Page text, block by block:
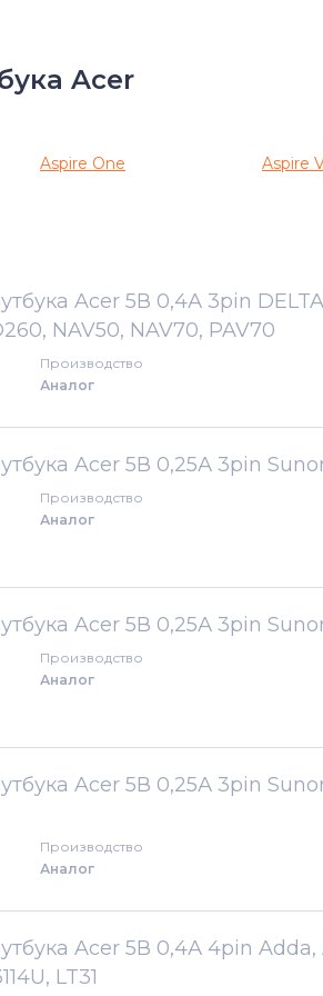
Acer
Aspire One Aspire
Acer 5В 0,4А 3pin
NAV50, NAV70, PAV70
Производство
Аналог
Acer 5В 0,25А 3pin
Производство
Аналог
Acer 5В 0,25А 3pin
Производство
Аналог
Acer 5В 0,25А 3pin Sunon
Производство
Аналог
Acer 5В 0,4А 4pin Adda,
LT31